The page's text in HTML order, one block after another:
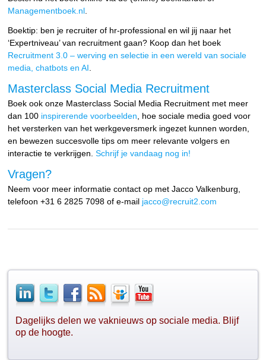
Managementboek.nl
Boektip: ben je recruiter of hr-professional en wil jij naar het
‘Expertniveau’ van recruitment gaan? Koop dan het boek
Recruitment 3.0 – werving en selectie in een wereld van sociale
media, chatbots en AI
Masterclass Social Media Recruitment
Boek ook onze Masterclass Social Media Recruitment met meer
dan 100 inspirerende voorbeelden , hoe sociale media goed voor
het versterken van het werkgeversmerk ingezet kunnen worden,
en bewezen succesvolle tips om meer relevante volgers en
interactie te verkrijgen.Schrijf je vandaag nog in!
Vragen?
Neem voor meer informatie contact op met Jacco Valkenburg,
telefoon +31 6 2825 7098 of e-mail jacco@recruit2.com
Dagelijks delen we vaknieuws op sociale media. Blijf
op de hoogte.